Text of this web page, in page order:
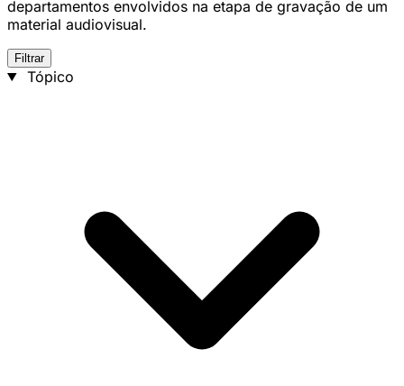
departamentos envolvidos na etapa de gravação de um
material audiovisual.
Filtrar
Tópico